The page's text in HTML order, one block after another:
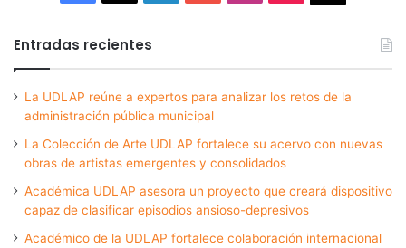
Entradas recientes
La UDLAP reúne a expertos para analizar los retos de la
administración pública municipal
La Colección de Arte UDLAP fortalece su acervo con nuevas
obras de artistas emergentes y consolidados
Académica UDLAP asesora un proyecto que creará dispositivo
capaz de clasificar episodios ansioso-depresivos
Académico de la UDLAP fortalece colaboración internacional